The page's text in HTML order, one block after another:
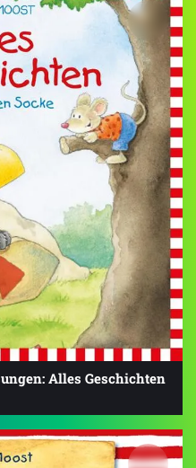
Alles Geschichten